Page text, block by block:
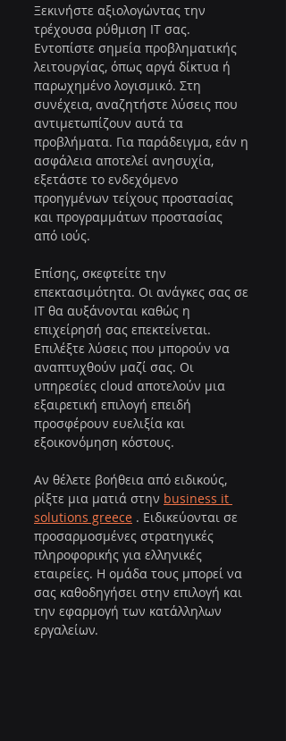
Ξεκινήστε αξιολογώντας την
τρέχουσα ρύθμιση IT σας.
Εντοπίστε σημεία προβληματικής
λειτουργίας, όπως αργά δίκτυα ή
παρωχημένο λογισμικό. Στη
συνέχεια, αναζητήστε λύσεις που
αντιμετωπίζουν αυτά τα
προβλήματα. Για παράδειγμα, εάν η
ασφάλεια αποτελεί ανησυχία,
εξετάστε το ενδεχόμενο
προηγμένων τείχους προστασίας
και προγραμμάτων προστασίας
από ιούς.
Επίσης, σκεφτείτε την
επεκτασιμότητα. Οι ανάγκες σας σε
IT θα αυξάνονται καθώς η
επιχείρησή σας επεκτείνεται.
Επιλέξτε λύσεις που μπορούν να
αναπτυχθούν μαζί σας. Οι
υπηρεσίες cloud αποτελούν μια
εξαιρετική επιλογή επειδή
προσφέρουν ευελιξία και
εξοικονόμηση κόστους.
Αν θέλετε βοήθεια από ειδικούς,
ρίξτε μια ματιά στην business it
solutions greece . Ειδικεύονται σε
προσαρμοσμένες στρατηγικές
πληροφορικής για ελληνικές
εταιρείες. Η ομάδα τους μπορεί να
σας καθοδηγήσει στην επιλογή και
την εφαρμογή των κατάλληλων
εργαλείων.